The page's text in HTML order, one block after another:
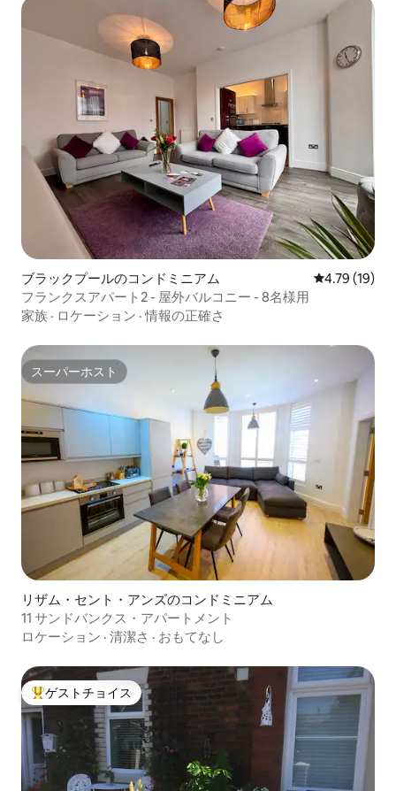
ブラックプールのコンドミニアム レビュー19
4.79 (19)
フランクスアパート2 - 屋外バルコニー - 8名様用
家族 · ロケーション ·情報の正確さ
スーパーホスト
スーパーホスト
リザム・セント・アンズのコンドミニアム
11 サンドバンクス・アパートメント
ロケーション · 清潔さ · おもてなし
大好評のゲストチョイスです。
ゲストチョイス